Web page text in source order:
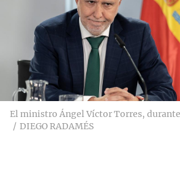
El ministro Ángel Víctor Torres,
DIEGO RADAMÉS